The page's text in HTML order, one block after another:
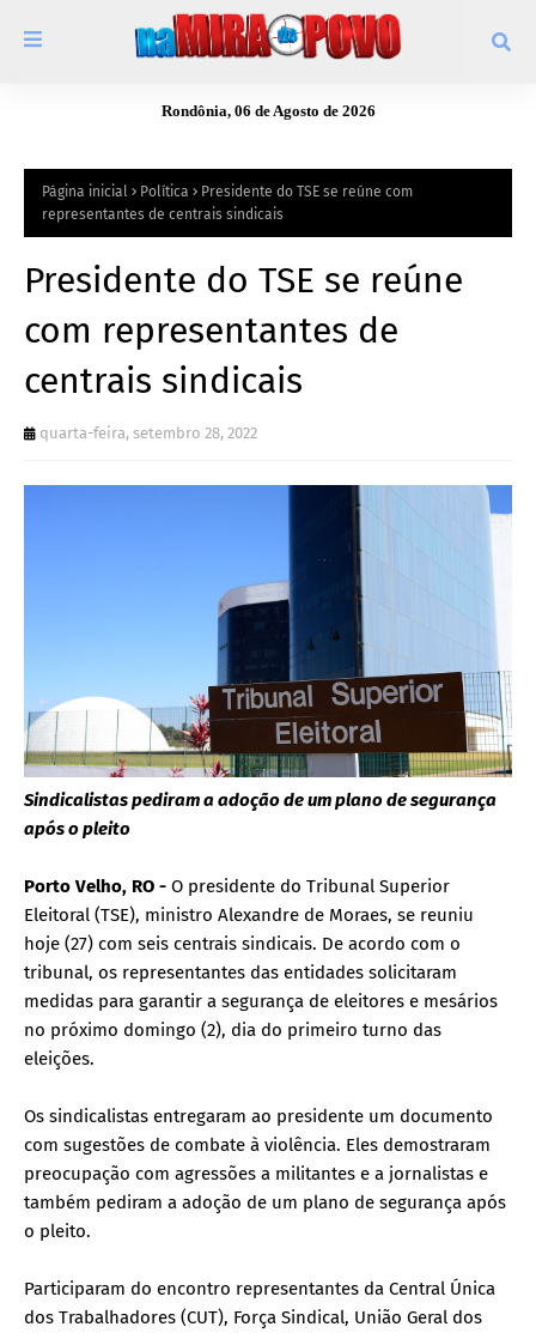
Rondônia, 06 de Agosto de 2026
Página inicial Política
Presidente do TSE se reúne com
representantes de centrais sindicais
Presidente do TSE se reúne
com representantes de
centrais sindicais
quarta-feira, setembro 28, 2022
Sindicalistas pediram a adoção de um plano de segurança
após o pleito
Porto Velho, RO - O presidente do Tribunal Superior
Eleitoral (TSE), ministro Alexandre de Moraes, se reuniu
hoje (27) com seis centrais sindicais. De acordo com o
tribunal, os representantes das entidades solicitaram
medidas para garantir a segurança de eleitores e mesários
no próximo domingo (2), dia do primeiro turno das
eleições.
Os sindicalistas entregaram ao presidente um documento
com sugestões de combate à violência. Eles demostraram
preocupação com agressões a militantes e a jornalistas e
também pediram a adoção de um plano de segurança após
o pleito.
Participaram do encontro representantes da Central Única
dos Trabalhadores (CUT), Força Sindical, União Geral dos